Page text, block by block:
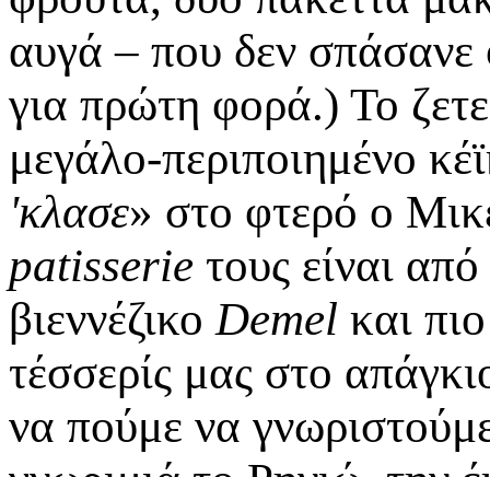
αυγά – που δεν
για πρώτη φορά.) Το
μεγάλο-περιποιημένο
'κλασε» στο φτερό ο
patisserie τους είναι
βιεννέζικο Demel και
τέσσερίς μας στο
να πούμε να